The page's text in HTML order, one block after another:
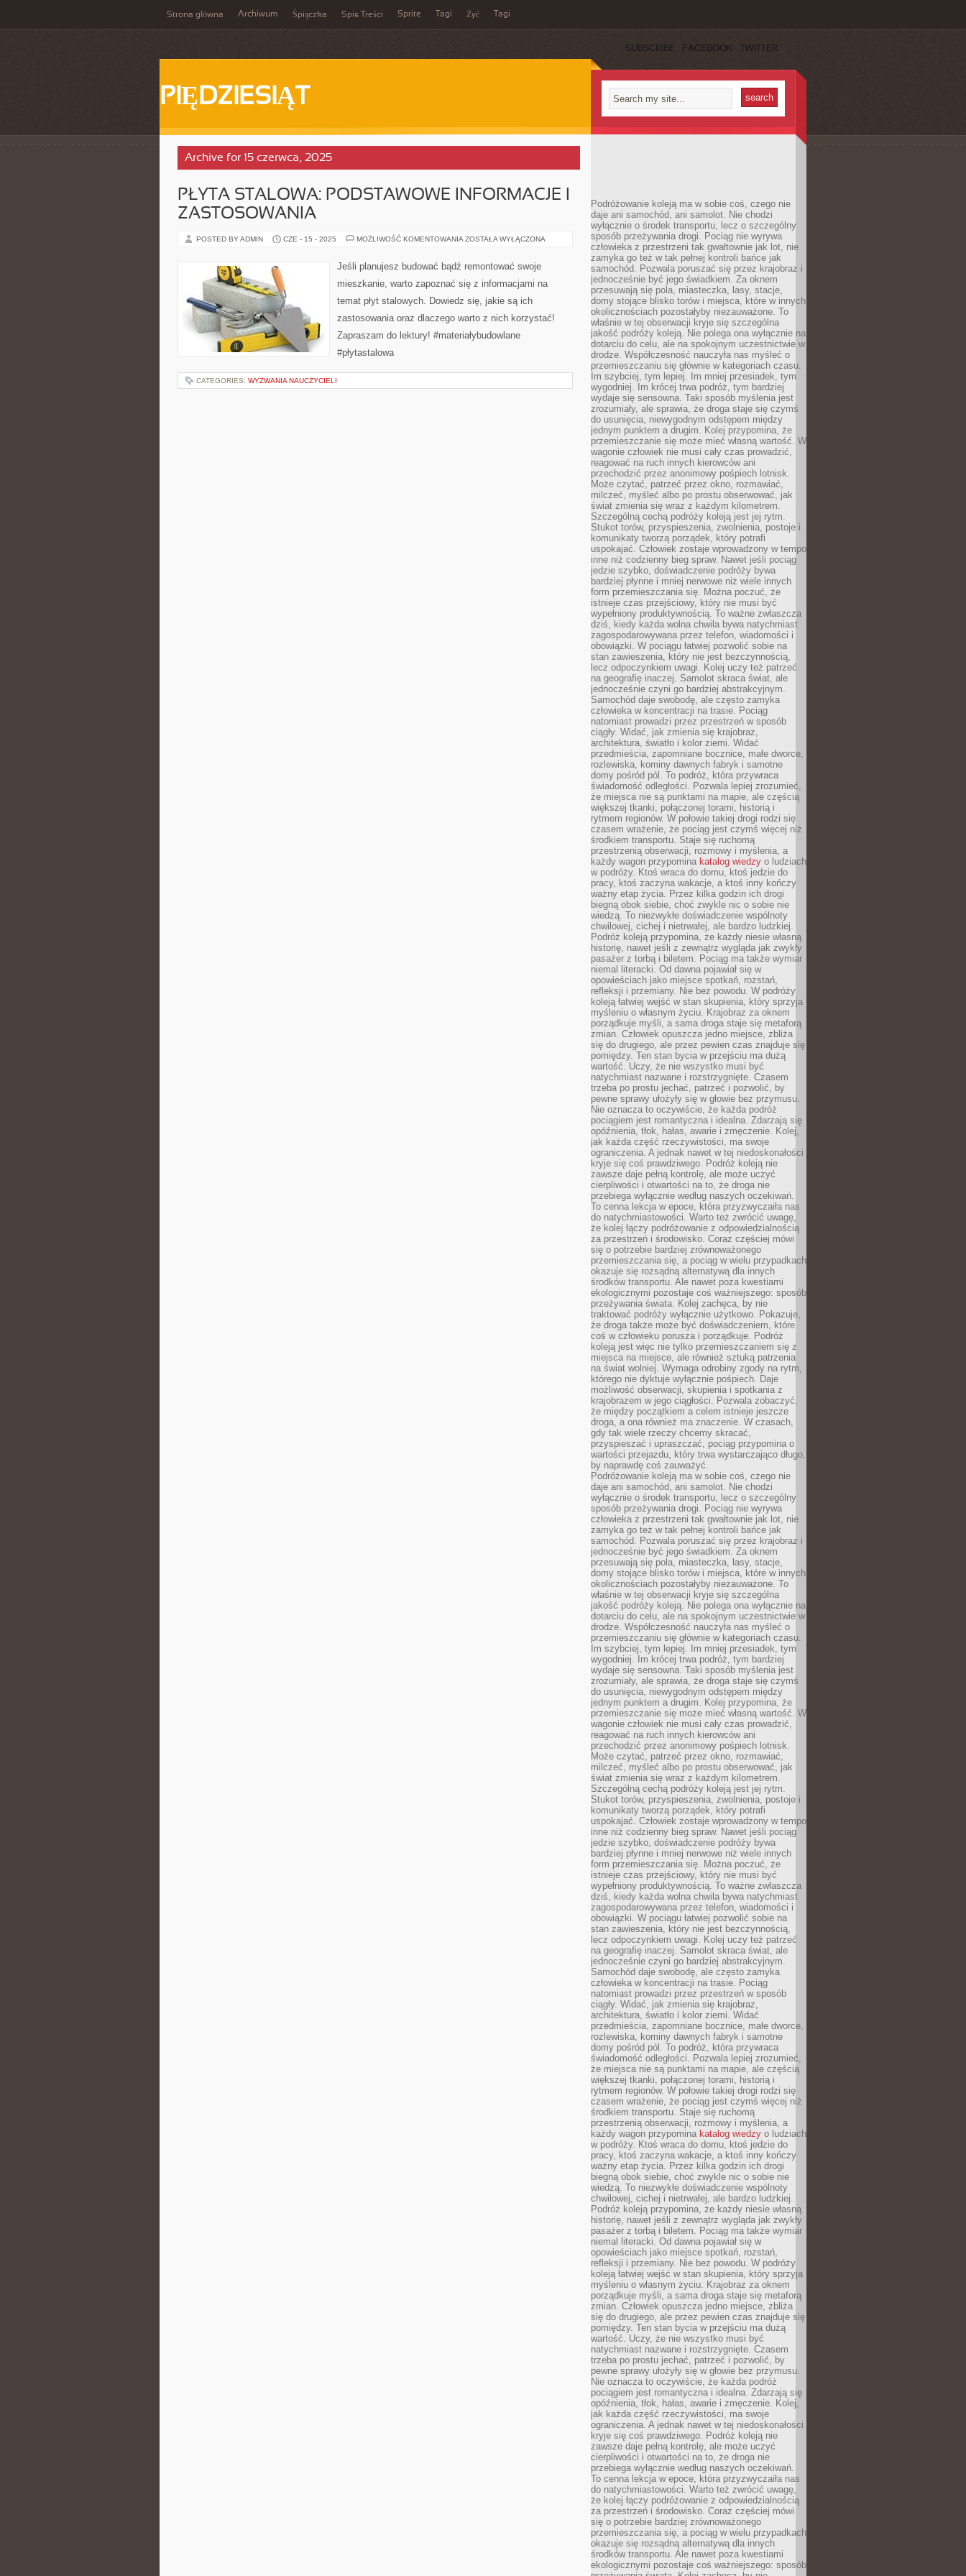
Strona główna Archiwum Śpiączka Spis Treści Sprite Tagi Żyć Tagi
SUBSCRIBE FACEBOOK TWITTER
PIĘDZIESIĄT
Archive for 15 czerwca, 2025
PŁYTA STALOWA: PODSTAWOWE INFORMACJE I
ZASTOSOWANIA
POSTED BY ADMIN CZE - 15 - 2025 MOŻLIWOŚĆ KOMENTOWANIA PŁYTA
INFORMACJE
I
ZOSTAŁA WYŁĄCZONA
Jeśli planujesz budować bądź remontować swoje
mieszkanie, warto zapoznać się z informacjami na
temat płyt stalowych. Dowiedz się, jakie są ich
zastosowania oraz dlaczego warto z nich korzystać!
Zapraszam do lektury! #materiałybudowlane
#płytastalowa
CATEGORIES: WYZWANIA NAUCZYCIELI
Podróżowanie koleją ma w sobie coś, czego nie
daje ani samochód, ani samolot. Nie chodzi
wyłącznie o środek transportu, lecz o szczególny
sposób przeżywania drogi. Pociąg nie wyrywa
człowieka z przestrzeni tak gwałtownie jak lot, nie
zamyka go też w tak pełnej kontroli bańce jak
samochód. Pozwala poruszać się przez krajobraz i
jednocześnie być jego świadkiem. Za oknem
przesuwają się pola, miasteczka, lasy, stacje,
domy stojące blisko torów i miejsca, które w innych
okolicznościach pozostałyby niezauważone. To
właśnie w tej obserwacji kryje się szczególna
jakość podróży koleją. Nie polega ona wyłącznie na
dotarciu do celu, ale na spokojnym uczestnictwie w
drodze. Współczesność nauczyła nas myśleć o
przemieszczaniu się głównie w kategoriach czasu.
Im szybciej, tym lepiej. Im mniej przesiadek, tym
wygodniej. Im krócej trwa podróż, tym bardziej
wydaje się sensowna. Taki sposób myślenia jest
zrozumiały, ale sprawia, że droga staje się czymś
do usunięcia, niewygodnym odstępem między
jednym punktem a drugim. Kolej przypomina, że
przemieszczanie się może mieć własną wartość. W
wagonie człowiek nie musi cały czas prowadzić,
reagować na ruch innych kierowców ani
przechodzić przez anonimowy pośpiech lotnisk.
Może czytać, patrzeć przez okno, rozmawiać,
milczeć, myśleć albo po prostu obserwować, jak
świat zmienia się wraz z każdym kilometrem.
Szczególną cechą podróży koleją jest jej rytm.
Stukot torów, przyspieszenia, zwolnienia, postoje i
komunikaty tworzą porządek, który potrafi
uspokajać. Człowiek zostaje wprowadzony w tempo
inne niż codzienny bieg spraw. Nawet jeśli pociąg
jedzie szybko, doświadczenie podróży bywa
bardziej płynne i mniej nerwowe niż wiele innych
form przemieszczania się. Można poczuć, że
istnieje czas przejściowy, który nie musi być
wypełniony produktywnością. To ważne zwłaszcza
dziś, kiedy każda wolna chwila bywa natychmiast
zagospodarowywana przez telefon, wiadomości i
obowiązki. W pociągu łatwiej pozwolić sobie na
stan zawieszenia, który nie jest bezczynnością,
lecz odpoczynkiem uwagi. Kolej uczy też patrzeć
na geografię inaczej. Samolot skraca świat, ale
jednocześnie czyni go bardziej abstrakcyjnym.
Samochód daje swobodę, ale często zamyka
człowieka w koncentracji na trasie. Pociąg
natomiast prowadzi przez przestrzeń w sposób
ciągły. Widać, jak zmienia się krajobraz,
architektura, światło i kolor ziemi. Widać
przedmieścia, zapomniane bocznice, małe dworce,
rozlewiska, kominy dawnych fabryk i samotne
domy pośród pól. To podróż, która przywraca
świadomość odległości. Pozwala lepiej zrozumieć,
że miejsca nie są punktami na mapie, ale częścią
większej tkanki, połączonej torami, historią i
rytmem regionów. W połowie takiej drogi rodzi się
czasem wrażenie, że pociąg jest czymś więcej niż
środkiem transportu. Staje się ruchomą
przestrzenią obserwacji, rozmowy i myślenia, a
każdy wagon przypomina katalog wiedzy o ludziach
w podróży. Ktoś wraca do domu, ktoś jedzie do
pracy, ktoś zaczyna wakacje, a ktoś inny kończy
ważny etap życia. Przez kilka godzin ich drogi
biegną obok siebie, choć zwykle nic o sobie nie
wiedzą. To niezwykłe doświadczenie wspólnoty
chwilowej, cichej i nietrwałej, ale bardzo ludzkiej.
Podróż koleją przypomina, że każdy niesie własną
historię, nawet jeśli z zewnątrz wygląda jak zwykły
pasażer z torbą i biletem. Pociąg ma także wymiar
niemal literacki. Od dawna pojawiał się w
opowieściach jako miejsce spotkań, rozstań,
refleksji i przemiany. Nie bez powodu. W podróży
koleją łatwiej wejść w stan skupienia, który sprzyja
myśleniu o własnym życiu. Krajobraz za oknem
porządkuje myśli, a sama droga staje się metaforą
zmian. Człowiek opuszcza jedno miejsce, zbliża
się do drugiego, ale przez pewien czas znajduje się
pomiędzy. Ten stan bycia w przejściu ma dużą
wartość. Uczy, że nie wszystko musi być
natychmiast nazwane i rozstrzygnięte. Czasem
trzeba po prostu jechać, patrzeć i pozwolić, by
pewne sprawy ułożyły się w głowie bez przymusu.
Nie oznacza to oczywiście, że każda podróż
pociągiem jest romantyczna i idealna. Zdarzają się
opóźnienia, tłok, hałas, awarie i zmęczenie. Kolej,
jak każda część rzeczywistości, ma swoje
ograniczenia. A jednak nawet w tej niedoskonałości
kryje się coś prawdziwego. Podróż koleją nie
zawsze daje pełną kontrolę, ale może uczyć
cierpliwości i otwartości na to, że droga nie
przebiega wyłącznie według naszych oczekiwań.
To cenna lekcja w epoce, która przyzwyczaiła nas
do natychmiastowości. Warto też zwrócić uwagę,
że kolej łączy podróżowanie z odpowiedzialnością
za przestrzeń i środowisko. Coraz częściej mówi
się o potrzebie bardziej zrównoważonego
przemieszczania się, a pociąg w wielu przypadkach
okazuje się rozsądną alternatywą dla innych
środków transportu. Ale nawet poza kwestiami
ekologicznymi pozostaje coś ważniejszego: sposób
przeżywania świata. Kolej zachęca, by nie
traktować podróży wyłącznie użytkowo. Pokazuje,
że droga także może być doświadczeniem, które
coś w człowieku porusza i porządkuje. Podróż
koleją jest więc nie tylko przemieszczaniem się z
miejsca na miejsce, ale również sztuką patrzenia
na świat wolniej. Wymaga odrobiny zgody na rytm,
którego nie dyktuje wyłącznie pośpiech. Daje
możliwość obserwacji, skupienia i spotkania z
krajobrazem w jego ciągłości. Pozwala zobaczyć,
że między początkiem a celem istnieje jeszcze
droga, a ona również ma znaczenie. W czasach,
gdy tak wiele rzeczy chcemy skracać,
przyspieszać i upraszczać, pociąg przypomina o
wartości przejazdu, który trwa wystarczająco długo,
by naprawdę coś zauważyć.
Podróżowanie koleją ma w sobie coś, czego nie
daje ani samochód, ani samolot. Nie chodzi
wyłącznie o środek transportu, lecz o szczególny
sposób przeżywania drogi. Pociąg nie wyrywa
człowieka z przestrzeni tak gwałtownie jak lot, nie
zamyka go też w tak pełnej kontroli bańce jak
samochód. Pozwala poruszać się przez krajobraz i
jednocześnie być jego świadkiem. Za oknem
przesuwają się pola, miasteczka, lasy, stacje,
domy stojące blisko torów i miejsca, które w innych
okolicznościach pozostałyby niezauważone. To
właśnie w tej obserwacji kryje się szczególna
jakość podróży koleją. Nie polega ona wyłącznie na
dotarciu do celu, ale na spokojnym uczestnictwie w
drodze. Współczesność nauczyła nas myśleć o
przemieszczaniu się głównie w kategoriach czasu.
Im szybciej, tym lepiej. Im mniej przesiadek, tym
wygodniej. Im krócej trwa podróż, tym bardziej
wydaje się sensowna. Taki sposób myślenia jest
zrozumiały, ale sprawia, że droga staje się czymś
do usunięcia, niewygodnym odstępem między
jednym punktem a drugim. Kolej przypomina, że
przemieszczanie się może mieć własną wartość. W
wagonie człowiek nie musi cały czas prowadzić,
reagować na ruch innych kierowców ani
przechodzić przez anonimowy pośpiech lotnisk.
Może czytać, patrzeć przez okno, rozmawiać,
milczeć, myśleć albo po prostu obserwować, jak
świat zmienia się wraz z każdym kilometrem.
Szczególną cechą podróży koleją jest jej rytm.
Stukot torów, przyspieszenia, zwolnienia, postoje i
komunikaty tworzą porządek, który potrafi
uspokajać. Człowiek zostaje wprowadzony w tempo
inne niż codzienny bieg spraw. Nawet jeśli pociąg
jedzie szybko, doświadczenie podróży bywa
bardziej płynne i mniej nerwowe niż wiele innych
form przemieszczania się. Można poczuć, że
istnieje czas przejściowy, który nie musi być
wypełniony produktywnością. To ważne zwłaszcza
dziś, kiedy każda wolna chwila bywa natychmiast
zagospodarowywana przez telefon, wiadomości i
obowiązki. W pociągu łatwiej pozwolić sobie na
stan zawieszenia, który nie jest bezczynnością,
lecz odpoczynkiem uwagi. Kolej uczy też patrzeć
na geografię inaczej. Samolot skraca świat, ale
jednocześnie czyni go bardziej abstrakcyjnym.
Samochód daje swobodę, ale często zamyka
człowieka w koncentracji na trasie. Pociąg
natomiast prowadzi przez przestrzeń w sposób
ciągły. Widać, jak zmienia się krajobraz,
architektura, światło i kolor ziemi. Widać
przedmieścia, zapomniane bocznice, małe dworce,
rozlewiska, kominy dawnych fabryk i samotne
domy pośród pól. To podróż, która przywraca
świadomość odległości. Pozwala lepiej zrozumieć,
że miejsca nie są punktami na mapie, ale częścią
większej tkanki, połączonej torami, historią i
rytmem regionów. W połowie takiej drogi rodzi się
czasem wrażenie, że pociąg jest czymś więcej niż
środkiem transportu. Staje się ruchomą
przestrzenią obserwacji, rozmowy i myślenia, a
każdy wagon przypomina katalog wiedzy o ludziach
w podróży. Ktoś wraca do domu, ktoś jedzie do
pracy, ktoś zaczyna wakacje, a ktoś inny kończy
ważny etap życia. Przez kilka godzin ich drogi
biegną obok siebie, choć zwykle nic o sobie nie
wiedzą. To niezwykłe doświadczenie wspólnoty
chwilowej, cichej i nietrwałej, ale bardzo ludzkiej.
Podróż koleją przypomina, że każdy niesie własną
historię, nawet jeśli z zewnątrz wygląda jak zwykły
pasażer z torbą i biletem. Pociąg ma także wymiar
niemal literacki. Od dawna pojawiał się w
opowieściach jako miejsce spotkań, rozstań,
refleksji i przemiany. Nie bez powodu. W podróży
koleją łatwiej wejść w stan skupienia, który sprzyja
myśleniu o własnym życiu. Krajobraz za oknem
porządkuje myśli, a sama droga staje się metaforą
zmian. Człowiek opuszcza jedno miejsce, zbliża
się do drugiego, ale przez pewien czas znajduje się
pomiędzy. Ten stan bycia w przejściu ma dużą
wartość. Uczy, że nie wszystko musi być
natychmiast nazwane i rozstrzygnięte. Czasem
trzeba po prostu jechać, patrzeć i pozwolić, by
pewne sprawy ułożyły się w głowie bez przymusu.
Nie oznacza to oczywiście, że każda podróż
pociągiem jest romantyczna i idealna. Zdarzają się
opóźnienia, tłok, hałas, awarie i zmęczenie. Kolej,
jak każda część rzeczywistości, ma swoje
ograniczenia. A jednak nawet w tej niedoskonałości
kryje się coś prawdziwego. Podróż koleją nie
zawsze daje pełną kontrolę, ale może uczyć
cierpliwości i otwartości na to, że droga nie
przebiega wyłącznie według naszych oczekiwań.
To cenna lekcja w epoce, która przyzwyczaiła nas
do natychmiastowości. Warto też zwrócić uwagę,
że kolej łączy podróżowanie z odpowiedzialnością
za przestrzeń i środowisko. Coraz częściej mówi
się o potrzebie bardziej zrównoważonego
przemieszczania się, a pociąg w wielu przypadkach
okazuje się rozsądną alternatywą dla innych
środków transportu. Ale nawet poza kwestiami
ekologicznymi pozostaje coś ważniejszego: sposób